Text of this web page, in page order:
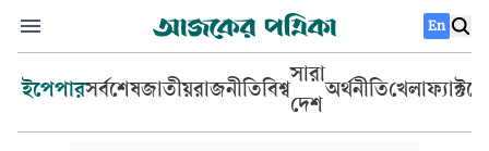
En
ইপেপারসর্বশেষজাতীয়রাজনীতিবিশ্ব
সারা
দেশ
অর্থনীতিখেলা